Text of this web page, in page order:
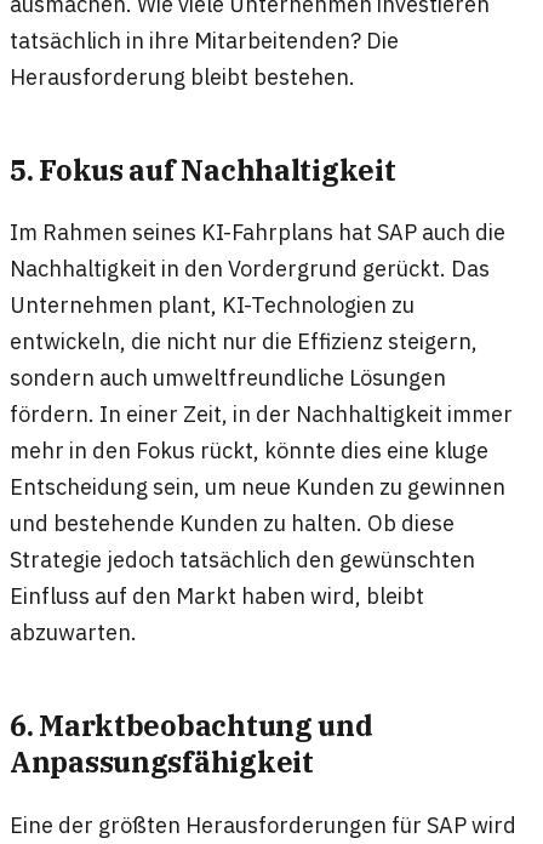
tatsächlich in ihre Mitarbeitenden? Die
Herausforderung bleibt bestehen.
5. Fokus auf Nachhaltigkeit
Im Rahmen seines KI-Fahrplans hat SAP auch die
Nachhaltigkeit in den Vordergrund gerückt. Das
Unternehmen plant, KI-Technologien zu
entwickeln, die nicht nur die Effizienz steigern,
sondern auch umweltfreundliche Lösungen
fördern. In einer Zeit, in der Nachhaltigkeit immer
mehr in den Fokus rückt, könnte dies eine kluge
Entscheidung sein, um neue Kunden zu gewinnen
und bestehende Kunden zu halten. Ob diese
Strategie jedoch tatsächlich den gewünschten
Einfluss auf den Markt haben wird, bleibt
abzuwarten.
6. Marktbeobachtung und
Anpassungsfähigkeit
Eine der größten Herausforderungen für SAP wird